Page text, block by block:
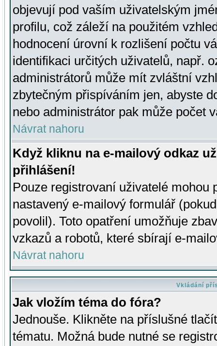
objevují pod vaším uživatelským
profilu, což záleží na použitém
hodnocení úrovní k rozlišení počtu
identifikaci určitých uživatelů, např.
administrátorů může mít zvláštní
zbytečným přispíváním jen, abyste
nebo administrátor pak může počet
Návrat nahoru
Když kliknu na e-mailový odkaz
přihlášení!
Pouze registrovaní uživatelé mohou
nastavený e-mailový formulář
povolil). Toto opatření umožňuje
vzkazů a robotů, které sbírají e-
Návrat nahoru
Vkládání
Jak vložím téma do fóra?
Jednouše. Klikněte na příslušné
tématu. Možná bude nutné se